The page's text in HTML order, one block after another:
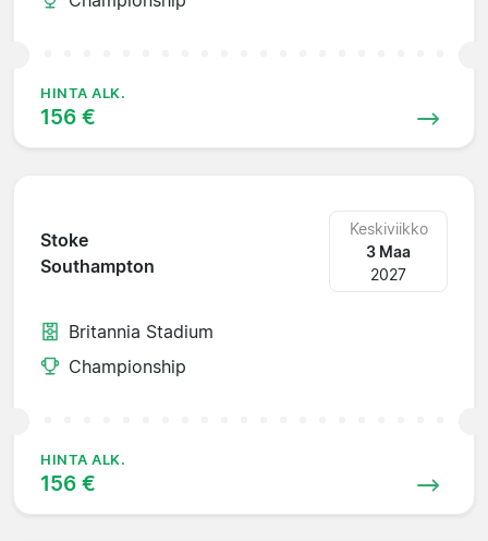
HINTA ALK.
156 €
Stoke
Southampton
Keskiviikko
3 Maa
2027
Britannia Stadium
Championship
HINTA ALK.
156 €